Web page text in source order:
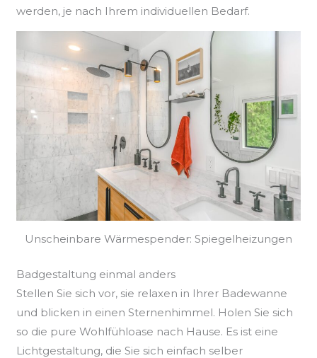
werden, je nach Ihrem individuellen Bedarf.
Unscheinbare Wärmespender: Spiegelheizungen
Badgestaltung einmal anders
Stellen Sie sich vor, sie relaxen in Ihrer Badewanne
und blicken in einen Sternenhimmel. Holen Sie sich
so die pure Wohlfühloase nach Hause. Es ist eine
Lichtgestaltung, die Sie sich einfach selber